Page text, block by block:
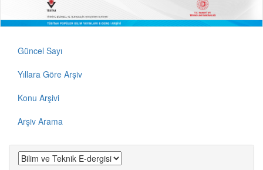
Güncel Sayı
Yıllara Göre Arşiv
Konu Arşivi
Arşiv Arama